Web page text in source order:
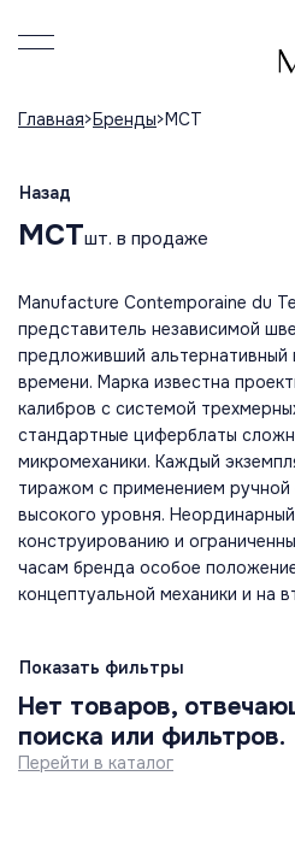
Главная Бренды MCT
Назад
MCTшт. в продаже
Manufacture Contemporaine du
представитель независимой
предложивший альтернативный
времени. Марка известна
калибров с системой
стандартные циферблаты
микромеханики. Каждый
тиражом с применением ручной
высокого уровня.
конструированию и
часам бренда особое
концептуальной механики и на
Показать фильтры
Нет товаров,
поиска или фильтров.
Перейти в каталог